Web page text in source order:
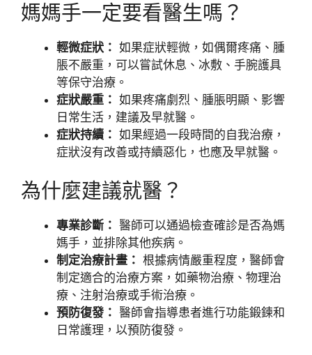
媽媽手一定要看醫生嗎？
輕微症狀： 如果症狀輕微，如偶爾疼痛、腫
脹不嚴重，可以嘗試休息、冰敷、手腕護具
等保守治療。
症狀嚴重： 如果疼痛劇烈、腫脹明顯、影響
日常生活，建議及早就醫。
症狀持續： 如果經過一段時間的自我治療，
症狀沒有改善或持續惡化，也應及早就醫。
為什麼建議就醫？
專業診斷： 醫師可以通過檢查確診是否為媽
媽手，並排除其他疾病。
制定治療計畫： 根據病情嚴重程度，醫師會
制定適合的治療方案，如藥物治療、物理治
療、注射治療或手術治療。
預防復發： 醫師會指導患者進行功能鍛鍊和
日常護理，以預防復發。